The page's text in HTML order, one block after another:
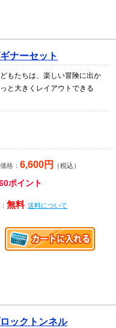
ナーセット
もたちは、楽しい冒険に出か
と大きくレイアウトできる
格：6,600円 （税込）
ポイント
無料 送料について
ックトンネル